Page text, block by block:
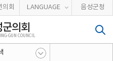
의회
GUN COUNCIL
의회 LANGUAGE 음성군청